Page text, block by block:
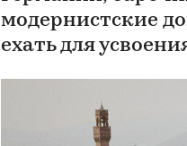
модернистские
ехать для